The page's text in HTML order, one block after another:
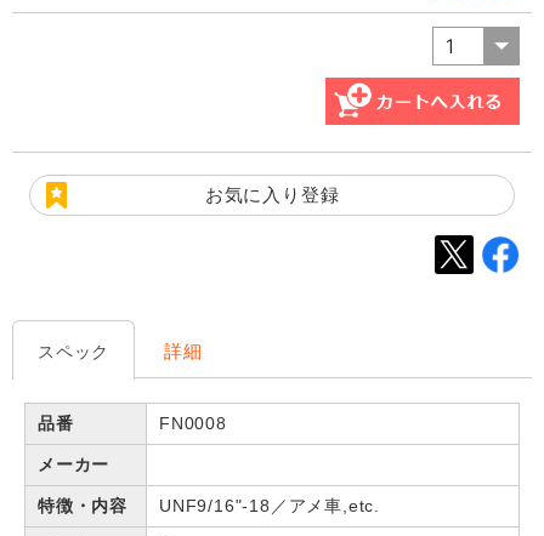
お気に入り登録
スペック 詳細
品番 FN0008
メーカー
特徴・内容 UNF9/16"-18／アメ車,etc.